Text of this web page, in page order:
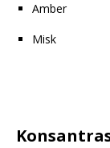
Amber
Misk